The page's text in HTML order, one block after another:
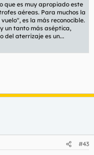
que es muy apropiado este
aéreas. Para muchos la
es la más reconocible.
un tanto más aséptica,
del aterrizaje es un...
#43